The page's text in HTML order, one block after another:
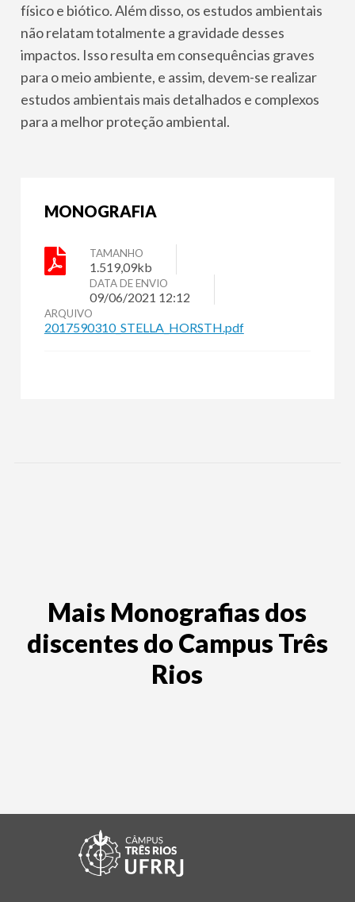
físico e biótico. Além disso, os estudos ambientais
não relatam totalmente a gravidade desses
impactos. Isso resulta em consequências graves
para o meio ambiente, e assim, devem-se realizar
estudos ambientais mais detalhados e complexos
para a melhor proteção ambiental.
MONOGRAFIA
TAMANHO
1.519,09kb
DATA DE ENVIO
09/06/2021 12:12
ARQUIVO
2017590310_STELLA_HORSTH.pdf
Mais Monografias dos
discentes do Campus Três
Rios